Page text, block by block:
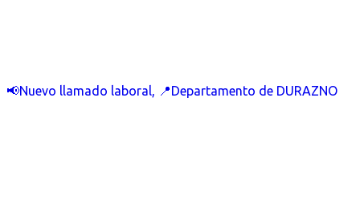
📢Nuevo llamado laboral, 📍Departamento de DURAZNO